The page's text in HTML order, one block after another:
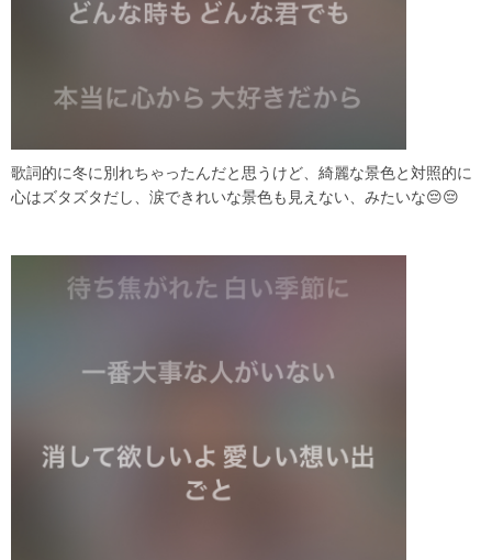
歌詞的に冬に別れちゃったんだと思うけど、綺麗な景色と対照的に
心はズタズタだし、涙できれいな景色も見えない、みたいな😔😔